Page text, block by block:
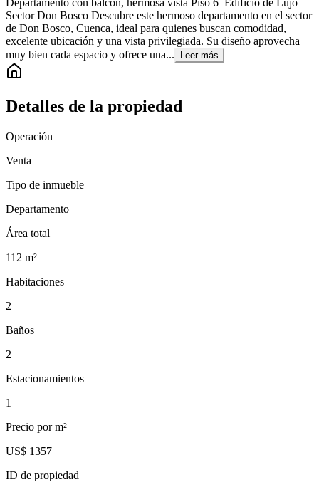
Departamento con balcón, hermosa vista Piso 6 Edificio de Lujo
Sector Don Bosco Descubre este hermoso departamento en el sector
de Don Bosco, Cuenca, ideal para quienes buscan comodidad,
excelente ubicación y una vista privilegiada. Su diseño aprovecha
muy bien cada espacio y ofrece una...
Leer más
Detalles de la propiedad
Operación
Venta
Tipo de inmueble
Departamento
Área total
112 m²
Habitaciones
2
Baños
2
Estacionamientos
1
Precio por m²
US$ 1357
ID de propiedad